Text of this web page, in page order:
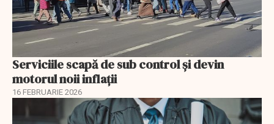
Serviciile scapă de sub control și devin
motorul noii inflații
16 FEBRUARIE 2026